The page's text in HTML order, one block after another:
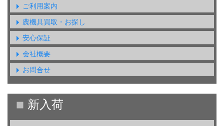
ご利用案内
農機具買取・お探し
安心保証
会社概要
お問合せ